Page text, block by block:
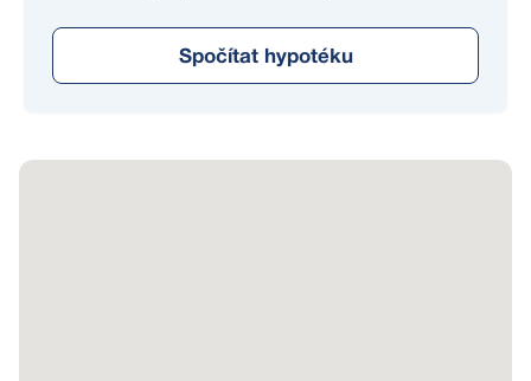
Spočítat hypotéku